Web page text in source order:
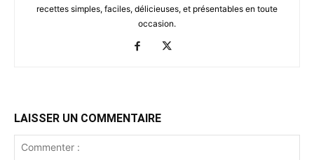
recettes simples, faciles, délicieuses, et présentables en toute
occasion.
LAISSER UN COMMENTAIRE